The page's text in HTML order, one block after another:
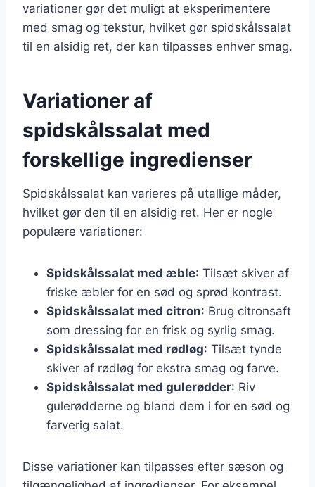
variationer gør det muligt at eksperimentere
med smag og tekstur, hvilket gør spidskålssalat
til en alsidig ret, der kan tilpasses enhver smag.
Variationer af
spidskålssalat med
forskellige ingredienser
Spidskålssalat kan varieres på utallige måder,
hvilket gør den til en alsidig ret. Her er nogle
populære variationer:
Spidskålssalat med æble: Tilsæt skiver af
friske æbler for en sød og sprød kontrast.
Spidskålssalat med citron: Brug citronsaft
som dressing for en frisk og syrlig smag.
Spidskålssalat med rødløg: Tilsæt tynde
skiver af rødløg for ekstra smag og farve.
Spidskålssalat med gulerødder: Riv
gulerødderne og bland dem i for en sød og
farverig salat.
Disse variationer kan tilpasses efter sæson og